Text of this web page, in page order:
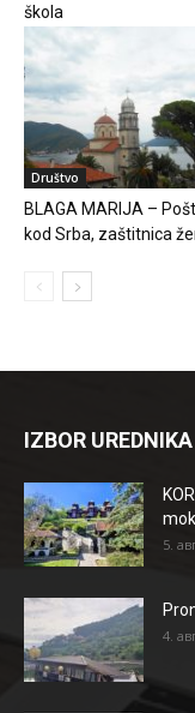
škola
Društvo
BLAGA MARIJA –
kod Srba, zaštitnica
IZBOR UREDNIKA
5.
4.